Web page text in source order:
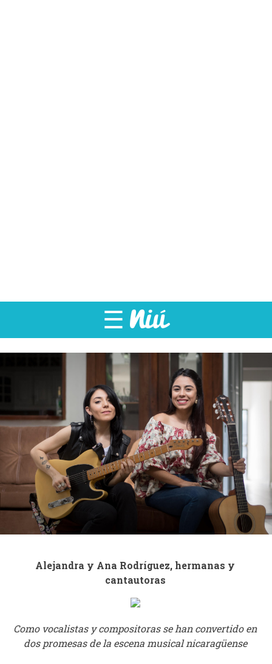
☰
neurocirujana en Nicaragua
Emma Grün Lorío, arquitecta y
urbanista
Mónica López Baltodano, abogada
del movimiento campesino
de Joya de Nicaragua
Alejandra y Ana Rodríguez, hermanas y
cantautoras
Como vocalistas y compositoras se han convertido en
dos promesas de la escena musical nicaragüense